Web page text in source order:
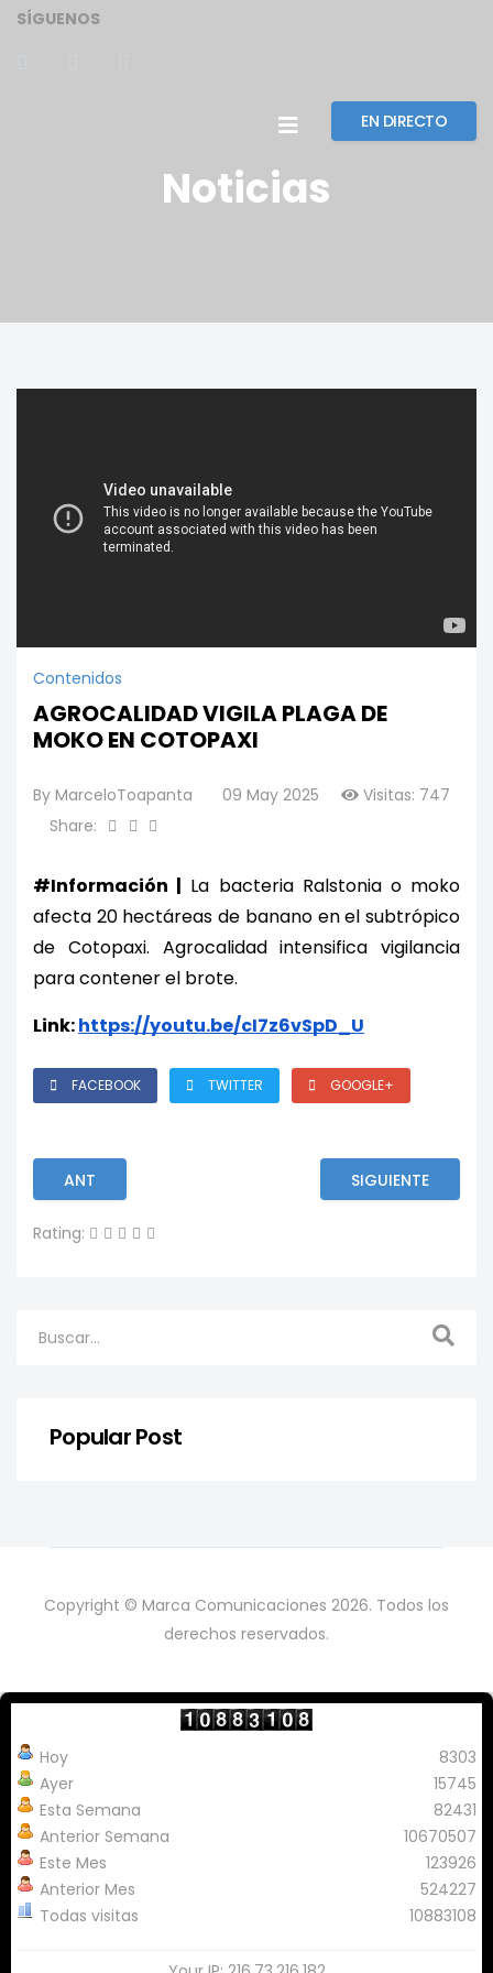
SÍGUENOS
EN DIRECTO
Noticias
Contenidos
AGROCALIDAD VIGILA PLAGA DE
MOKO EN COTOPAXI
By MarceloToapanta 09 May 2025
Visitas: 747
Share:
#Información | La bacteria Ralstonia o moko
afecta 20 hectáreas de banano en el subtrópico
de Cotopaxi. Agrocalidad intensifica vigilancia
para contener el brote.
Link:https://youtu.be/cI7z6vSpD_U
FACEBOOK TWITTER GOOGLE+
ANT SIGUIENTE
Rating:
Popular Post
Copyright © Marca Comunicaciones 2026. Todos los
derechos reservados.
Hoy
Ayer
Esta Semana
Anterior Semana
Este Mes
Anterior Mes
Todas visitas
8303
15745
82431
10670507
123926
524227
10883108